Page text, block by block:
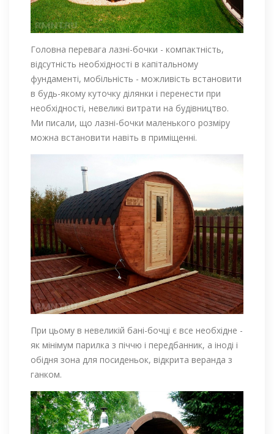
Головна перевага лазні-бочки - компактність,
відсутність необхідності в капітальному
фундаменті, мобільність - можливість встановити
в будь-якому куточку ділянки і перенести при
необхідності, невеликі витрати на будівництво.
Ми писали, що лазні-бочки маленького розміру
можна встановити навіть в приміщенні.
При цьому в невеликій бані-бочці є все необхідне -
як мінімум парилка з піччю і передбанник, а іноді і
обідня зона для посиденьок, відкрита веранда з
ганком.